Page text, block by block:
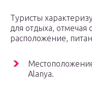
Туристы
для отдыха, отмечая
расположение,
Alanya.